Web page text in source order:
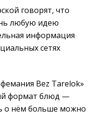
говорят, что
любую идею
информация
сетях
Bez Tarelok»
формат блюд —
о нём больше можно